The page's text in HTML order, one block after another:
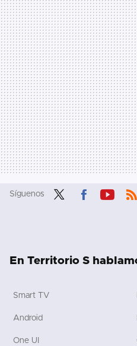
Síguenos
En Territorio S
Smart TV
Android
One UI